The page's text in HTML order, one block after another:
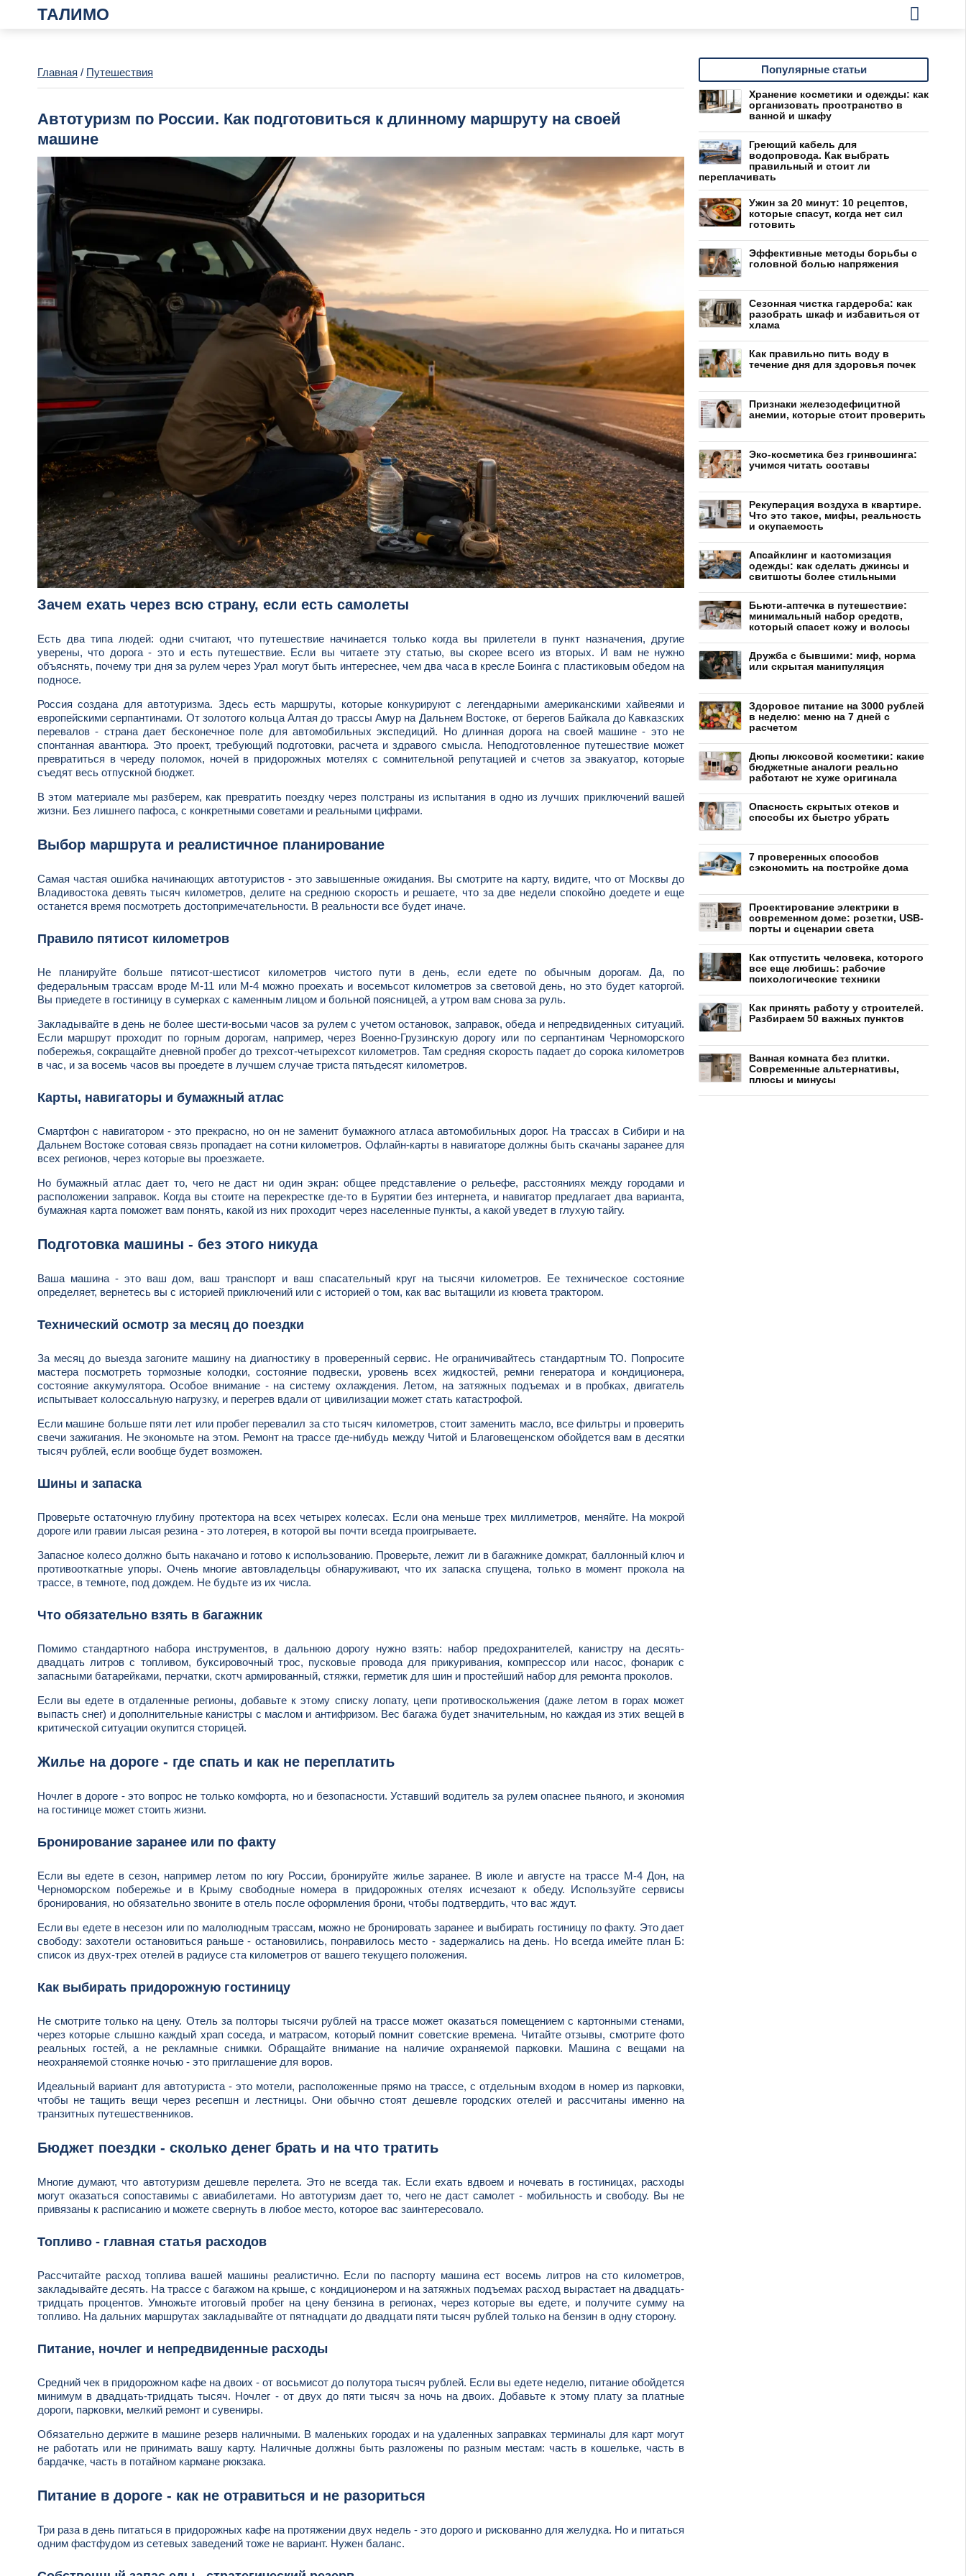
ТАЛИМО
Главная / Путешествия
Автотуризм по России. Как подготовиться к длинному маршруту на своей
машине
Зачем ехать через всю страну, если есть самолеты
Есть два типа людей: одни считают, что путешествие начинается только когда вы прилетели в пункт назначения, другие
уверены, что дорога - это и есть путешествие. Если вы читаете эту статью, вы скорее всего из вторых. И вам не нужно
объяснять, почему три дня за рулем через Урал могут быть интереснее, чем два часа в кресле Боинга с пластиковым обедом на
подносе.
Россия создана для автотуризма. Здесь есть маршруты, которые конкурируют с легендарными американскими хайвеями и
европейскими серпантинами. От золотого кольца Алтая до трассы Амур на Дальнем Востоке, от берегов Байкала до Кавказских
перевалов - страна дает бесконечное поле для автомобильных экспедиций. Но длинная дорога на своей машине - это не
спонтанная авантюра. Это проект, требующий подготовки, расчета и здравого смысла. Неподготовленное путешествие может
превратиться в череду поломок, ночей в придорожных мотелях с сомнительной репутацией и счетов за эвакуатор, которые
съедят весь отпускной бюджет.
В этом материале мы разберем, как превратить поездку через полстраны из испытания в одно из лучших приключений вашей
жизни. Без лишнего пафоса, с конкретными советами и реальными цифрами.
Выбор маршрута и реалистичное планирование
Самая частая ошибка начинающих автотуристов - это завышенные ожидания. Вы смотрите на карту, видите, что от Москвы до
Владивостока девять тысяч километров, делите на среднюю скорость и решаете, что за две недели спокойно доедете и еще
останется время посмотреть достопримечательности. В реальности все будет иначе.
Правило пятисот километров
Не планируйте больше пятисот-шестисот километров чистого пути в день, если едете по обычным дорогам. Да, по
федеральным трассам вроде М-11 или М-4 можно проехать и восемьсот километров за световой день, но это будет каторгой.
Вы приедете в гостиницу в сумерках с каменным лицом и больной поясницей, а утром вам снова за руль.
Закладывайте в день не более шести-восьми часов за рулем с учетом остановок, заправок, обеда и непредвиденных ситуаций.
Если маршрут проходит по горным дорогам, например, через Военно-Грузинскую дорогу или по серпантинам Черноморского
побережья, сокращайте дневной пробег до трехсот-четырехсот километров. Там средняя скорость падает до сорока километров
в час, и за восемь часов вы проедете в лучшем случае триста пятьдесят километров.
Карты, навигаторы и бумажный атлас
Смартфон с навигатором - это прекрасно, но он не заменит бумажного атласа автомобильных дорог. На трассах в Сибири и на
Дальнем Востоке сотовая связь пропадает на сотни километров. Офлайн-карты в навигаторе должны быть скачаны заранее для
всех регионов, через которые вы проезжаете.
Но бумажный атлас дает то, чего не даст ни один экран: общее представление о рельефе, расстояниях между городами и
расположении заправок. Когда вы стоите на перекрестке где-то в Бурятии без интернета, и навигатор предлагает два варианта,
бумажная карта поможет вам понять, какой из них проходит через населенные пункты, а какой уведет в глухую тайгу.
Подготовка машины - без этого никуда
Ваша машина - это ваш дом, ваш транспорт и ваш спасательный круг на тысячи километров. Ее техническое состояние
определяет, вернетесь вы с историей приключений или с историей о том, как вас вытащили из кювета трактором.
Технический осмотр за месяц до поездки
За месяц до выезда загоните машину на диагностику в проверенный сервис. Не ограничивайтесь стандартным ТО. Попросите
мастера посмотреть тормозные колодки, состояние подвески, уровень всех жидкостей, ремни генератора и кондиционера,
состояние аккумулятора. Особое внимание - на систему охлаждения. Летом, на затяжных подъемах и в пробках, двигатель
испытывает колоссальную нагрузку, и перегрев вдали от цивилизации может стать катастрофой.
Если машине больше пяти лет или пробег перевалил за сто тысяч километров, стоит заменить масло, все фильтры и проверить
свечи зажигания. Не экономьте на этом. Ремонт на трассе где-нибудь между Читой и Благовещенском обойдется вам в десятки
тысяч рублей, если вообще будет возможен.
Шины и запаска
Проверьте остаточную глубину протектора на всех четырех колесах. Если она меньше трех миллиметров, меняйте. На мокрой
дороге или гравии лысая резина - это лотерея, в которой вы почти всегда проигрываете.
Запасное колесо должно быть накачано и готово к использованию. Проверьте, лежит ли в багажнике домкрат, баллонный ключ и
противооткатные упоры. Очень многие автовладельцы обнаруживают, что их запаска спущена, только в момент прокола на
трассе, в темноте, под дождем. Не будьте из их числа.
Что обязательно взять в багажник
Помимо стандартного набора инструментов, в дальнюю дорогу нужно взять: набор предохранителей, канистру на десять-
двадцать литров с топливом, буксировочный трос, пусковые провода для прикуривания, компрессор или насос, фонарик с
запасными батарейками, перчатки, скотч армированный, стяжки, герметик для шин и простейший набор для ремонта проколов.
Если вы едете в отдаленные регионы, добавьте к этому списку лопату, цепи противоскольжения (даже летом в горах может
выпасть снег) и дополнительные канистры с маслом и антифризом. Вес багажа будет значительным, но каждая из этих вещей в
критической ситуации окупится сторицей.
Жилье на дороге - где спать и как не переплатить
Ночлег в дороге - это вопрос не только комфорта, но и безопасности. Уставший водитель за рулем опаснее пьяного, и экономия
на гостинице может стоить жизни.
Бронирование заранее или по факту
Если вы едете в сезон, например летом по югу России, бронируйте жилье заранее. В июле и августе на трассе М-4 Дон, на
Черноморском побережье и в Крыму свободные номера в придорожных отелях исчезают к обеду. Используйте сервисы
бронирования, но обязательно звоните в отель после оформления брони, чтобы подтвердить, что вас ждут.
Если вы едете в несезон или по малолюдным трассам, можно не бронировать заранее и выбирать гостиницу по факту. Это дает
свободу: захотели остановиться раньше - остановились, понравилось место - задержались на день. Но всегда имейте план Б:
список из двух-трех отелей в радиусе ста километров от вашего текущего положения.
Как выбирать придорожную гостиницу
Не смотрите только на цену. Отель за полторы тысячи рублей на трассе может оказаться помещением с картонными стенами,
через которые слышно каждый храп соседа, и матрасом, который помнит советские времена. Читайте отзывы, смотрите фото
реальных гостей, а не рекламные снимки. Обращайте внимание на наличие охраняемой парковки. Машина с вещами на
неохраняемой стоянке ночью - это приглашение для воров.
Идеальный вариант для автотуриста - это мотели, расположенные прямо на трассе, с отдельным входом в номер из парковки,
чтобы не тащить вещи через ресепшн и лестницы. Они обычно стоят дешевле городских отелей и рассчитаны именно на
транзитных путешественников.
Бюджет поездки - сколько денег брать и на что тратить
Многие думают, что автотуризм дешевле перелета. Это не всегда так. Если ехать вдвоем и ночевать в гостиницах, расходы
могут оказаться сопоставимы с авиабилетами. Но автотуризм дает то, чего не даст самолет - мобильность и свободу. Вы не
привязаны к расписанию и можете свернуть в любое место, которое вас заинтересовало.
Топливо - главная статья расходов
Рассчитайте расход топлива вашей машины реалистично. Если по паспорту машина ест восемь литров на сто километров,
закладывайте десять. На трассе с багажом на крыше, с кондиционером и на затяжных подъемах расход вырастает на двадцать-
тридцать процентов. Умножьте итоговый пробег на цену бензина в регионах, через которые вы едете, и получите сумму на
топливо. На дальних маршрутах закладывайте от пятнадцати до двадцати пяти тысяч рублей только на бензин в одну сторону.
Питание, ночлег и непредвиденные расходы
Средний чек в придорожном кафе на двоих - от восьмисот до полутора тысяч рублей. Если вы едете неделю, питание обойдется
минимум в двадцать-тридцать тысяч. Ночлег - от двух до пяти тысяч за ночь на двоих. Добавьте к этому плату за платные
дороги, парковки, мелкий ремонт и сувениры.
Обязательно держите в машине резерв наличными. В маленьких городах и на удаленных заправках терминалы для карт могут
не работать или не принимать вашу карту. Наличные должны быть разложены по разным местам: часть в кошельке, часть в
бардачке, часть в потайном кармане рюкзака.
Питание в дороге - как не отравиться и не разориться
Три раза в день питаться в придорожных кафе на протяжении двух недель - это дорого и рискованно для желудка. Но и питаться
одним фастфудом из сетевых заведений тоже не вариант. Нужен баланс.
Популярные статьи
Хранение косметики и одежды: как
организовать пространство в
ванной и шкафу
Греющий кабель для
водопровода. Как выбрать
правильный и стоит ли
переплачивать
Ужин за 20 минут: 10 рецептов,
которые спасут, когда нет сил
готовить
Эффективные методы борьбы с
головной болью напряжения
Сезонная чистка гардероба: как
разобрать шкаф и избавиться от
хлама
Как правильно пить воду в
течение дня для здоровья почек
Признаки железодефицитной
анемии, которые стоит проверить
Эко-косметика без гринвошинга:
учимся читать составы
Рекуперация воздуха в квартире.
Что это такое, мифы, реальность
и окупаемость
Апсайклинг и кастомизация
одежды: как сделать джинсы и
свитшоты более стильными
Бьюти-аптечка в путешествие:
минимальный набор средств,
который спасет кожу и волосы
Дружба с бывшими: миф, норма
или скрытая манипуляция
Здоровое питание на 3000 рублей
в неделю: меню на 7 дней с
расчетом
Дюпы люксовой косметики: какие
бюджетные аналоги реально
работают не хуже оригинала
Опасность скрытых отеков и
способы их быстро убрать
7 проверенных способов
сэкономить на постройке дома
Проектирование электрики в
современном доме: розетки, USB-
порты и сценарии света
Как отпустить человека, которого
все еще любишь: рабочие
психологические техники
Как принять работу у строителей.
Разбираем 50 важных пунктов
Ванная комната без плитки.
Современные альтернативы,
плюсы и минусы